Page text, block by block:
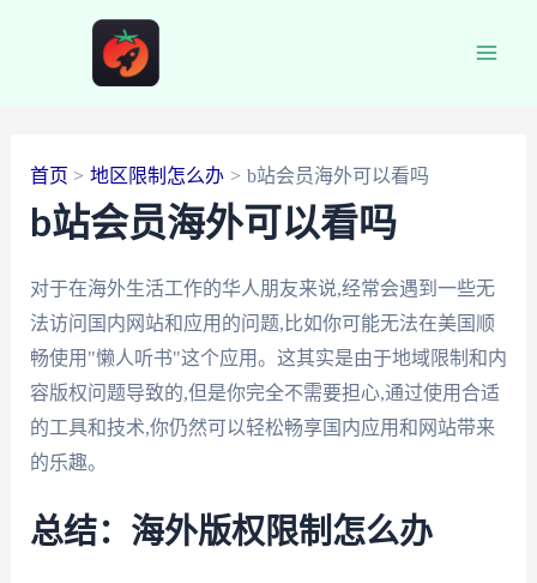
首页 地区限制怎么办 b站会员海外可以看吗
b站会员海外可以看吗
对于在海外生活工作的华人朋友来说,经常会遇到一些无
法访问国内网站和应用的问题,比如你可能无法在美国顺
畅使用"懒人听书"这个应用。这其实是由于地域限制和内
容版权问题导致的,但是你完全不需要担心,通过使用合适
的工具和技术,你仍然可以轻松畅享国内应用和网站带来
的乐趣。
总结：海外版权限制怎么办